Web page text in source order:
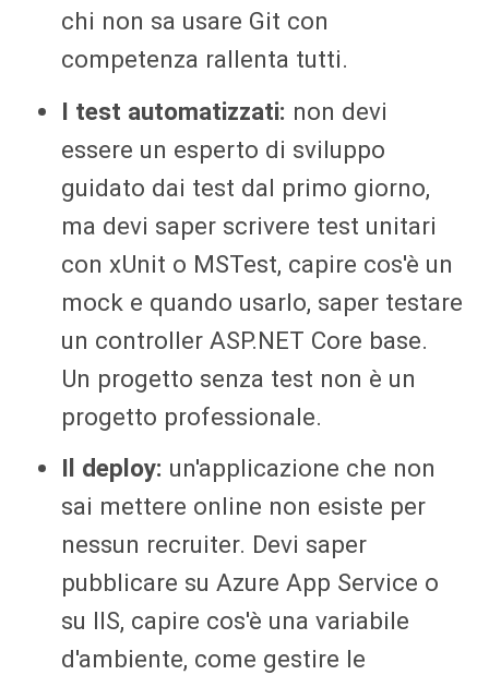
chi non sa usare Git con
competenza rallenta tutti.
I test automatizzati: non devi
essere un esperto di sviluppo
guidato dai test dal primo giorno,
ma devi saper scrivere test unitari
con xUnit o MSTest, capire cos'è un
mock e quando usarlo, saper testare
un controller ASP.NET Core base.
Un progetto senza test non è un
progetto professionale.
Il deploy: un'applicazione che non
sai mettere online non esiste per
nessun recruiter. Devi saper
pubblicare su Azure App Service o
su IIS, capire cos'è una variabile
d'ambiente, come gestire le